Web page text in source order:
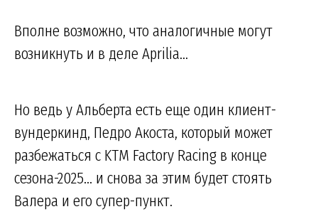
Вполне возможно, что аналогичные могут
возникнуть и в деле Aprilia...
Но ведь у Альберта есть еще один клиент-
вундеркинд, Педро Акоста, который может
разбежаться с KTM Factory Racing в конце
сезона-2025... и снова за этим будет стоять
Валера и его супер-пункт.